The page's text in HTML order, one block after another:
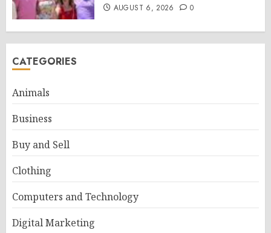
AUGUST 6, 2026 0
CATEGORIES
Animals
Business
Buy and Sell
Clothing
Computers and Technology
Digital Marketing